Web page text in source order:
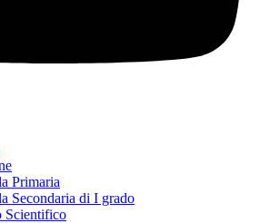
Primaria
Secondaria di I grado
Scientifico